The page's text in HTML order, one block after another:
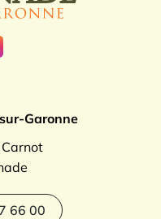
le compte Facebook
vers le compte
Garonne
66 00